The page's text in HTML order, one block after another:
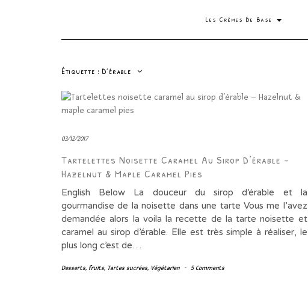
Les Crèmes De Base
Étiquette : D’érable
03/12/2017
Tartelettes Noisette Caramel Au Sirop D’érable –
Hazelnut & Maple Caramel Pies
English Below La douceur du sirop d’érable et la
gourmandise de la noisette dans une tarte Vous me l’avez
demandée alors la voila la recette de la tarte noisette et
caramel au sirop d’érable. Elle est très simple à réaliser, le
plus long c’est de…
Desserts, fruits, Tartes sucrées, Végétarien - 5 Comments